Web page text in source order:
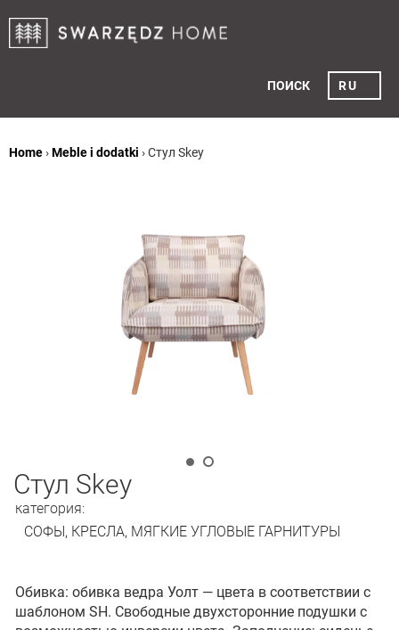
RU
ПОИСК
Home ›Meble i dodatki ›Cтул Skey
Cтул Skey
категория:
СОФЫ, КРЕСЛА, МЯГКИЕ УГЛОВЫЕ ГАРНИТУРЫ
Обивка: обивка ведра Уолт — цвета в соответствии с
шаблоном SH. Свободные двухсторонние подушки с